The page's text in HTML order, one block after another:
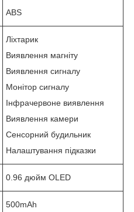
ABS
Ліхтарик
Виявлення магніту
Виявлення сигналу
Монітор сигналу
Інфрачервоне виявлення
Виявлення камери
Сенсорний будильник
Налаштування підказки
0.96 дюйм OLED
500mAh